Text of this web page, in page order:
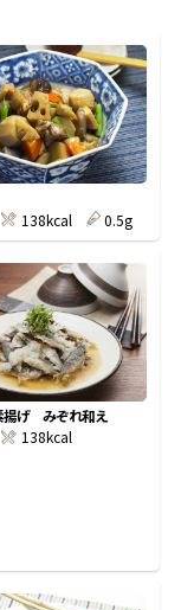
キ 割烹白だし
福善シリーズ
138kcal 0.5g
揚げ みぞれ和え
138kcal